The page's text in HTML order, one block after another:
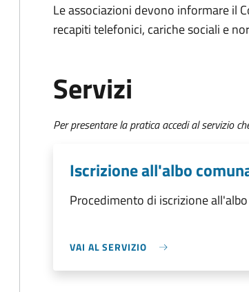
Le associazioni devono informare il
recapiti telefonici, cariche sociali e
Servizi
Per presentare la pratica accedi al servizio
Iscrizione all'albo
Procedimento di iscrizione
VAI AL SERVIZIO